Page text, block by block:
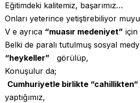
Eğitimdeki kalitemiz, başarımız…
Onları yeterince yetiştirebiliyor
V e ayrıca “muasır medeniyet” için
Belki de paralı tutulmuş sosyal
“heykeller” görülüp,
Konuşulur da;
Cumhuriyetle birlikte
yaptığımız,